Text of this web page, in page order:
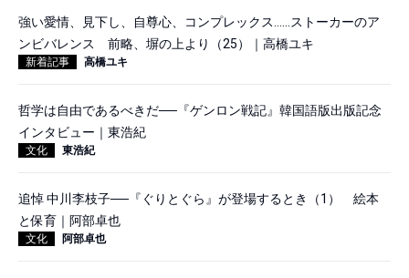
強い愛情、見下し、自尊心、コンプレックス……ストーカーのア
ンビバレンス 前略、塀の上より（25）｜高橋ユキ
新着記事 高橋ユキ
哲学は自由であるべきだ──『ゲンロン戦記』韓国語版出版記念
インタビュー｜東浩紀
文化 東浩紀
追悼 中川李枝子──『ぐりとぐら』が登場するとき（1） 絵本
と保育｜阿部卓也
文化 阿部卓也